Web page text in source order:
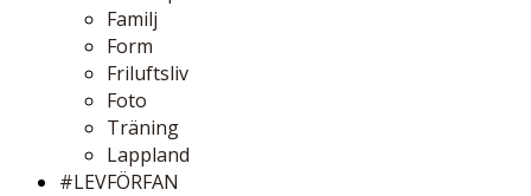
Familj
Form
Friluftsliv
Foto
Träning
Lappland
#LEVFÖRFAN